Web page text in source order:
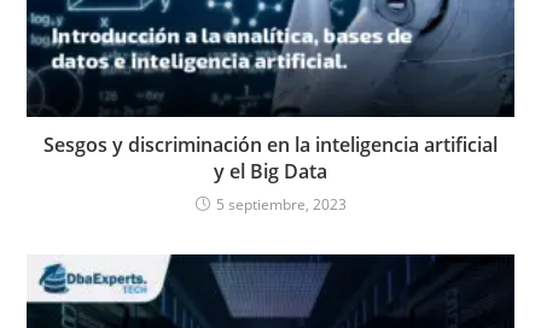
Sesgos y discriminación en la inteligencia artificial
y el Big Data
5 septiembre, 2023